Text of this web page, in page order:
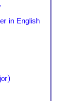
in English